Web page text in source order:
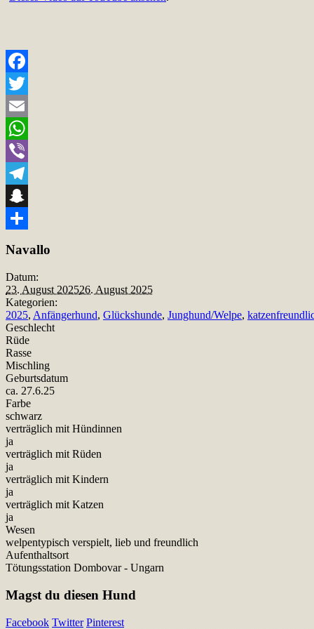
Facebook
Twitter
Email
WhatsApp
Viber
Telegram
Snapchat
Navallo
Datum:
23. August 202526. August 2025
Kategorien:
2025, Anfängerhund, Glückshunde, Junghund/Welpe,
Geschlecht
Rüde
Rasse
Mischling
Geburtsdatum
ca. 27.6.25
Farbe
schwarz
verträglich mit Hündinnen
ja
verträglich mit Rüden
ja
verträglich mit Kindern
ja
verträglich mit Katzen
ja
Wesen
welpentypisch verspielt, lieb und freundlich
Aufenthaltsort
Tötungsstation Dombovar - Ungarn
Magst du diesen Hund
Facebook Twitter Pinterest